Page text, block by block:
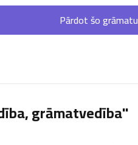
Pārdot šo grāmatu
grāmatvedība"